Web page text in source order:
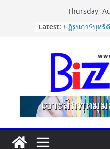
Thursday,
Latest: ปฏิรูปภาษีบุหรี่
ประสิทธิภาพจัด
แฟลช เอ็กซ์เพร
Plus”ยกระดับค
คุ้มครองสูงสุด
สินค้ามูลค่าสูง
ไซลุน ไทยแลน
Xiaomi SU7